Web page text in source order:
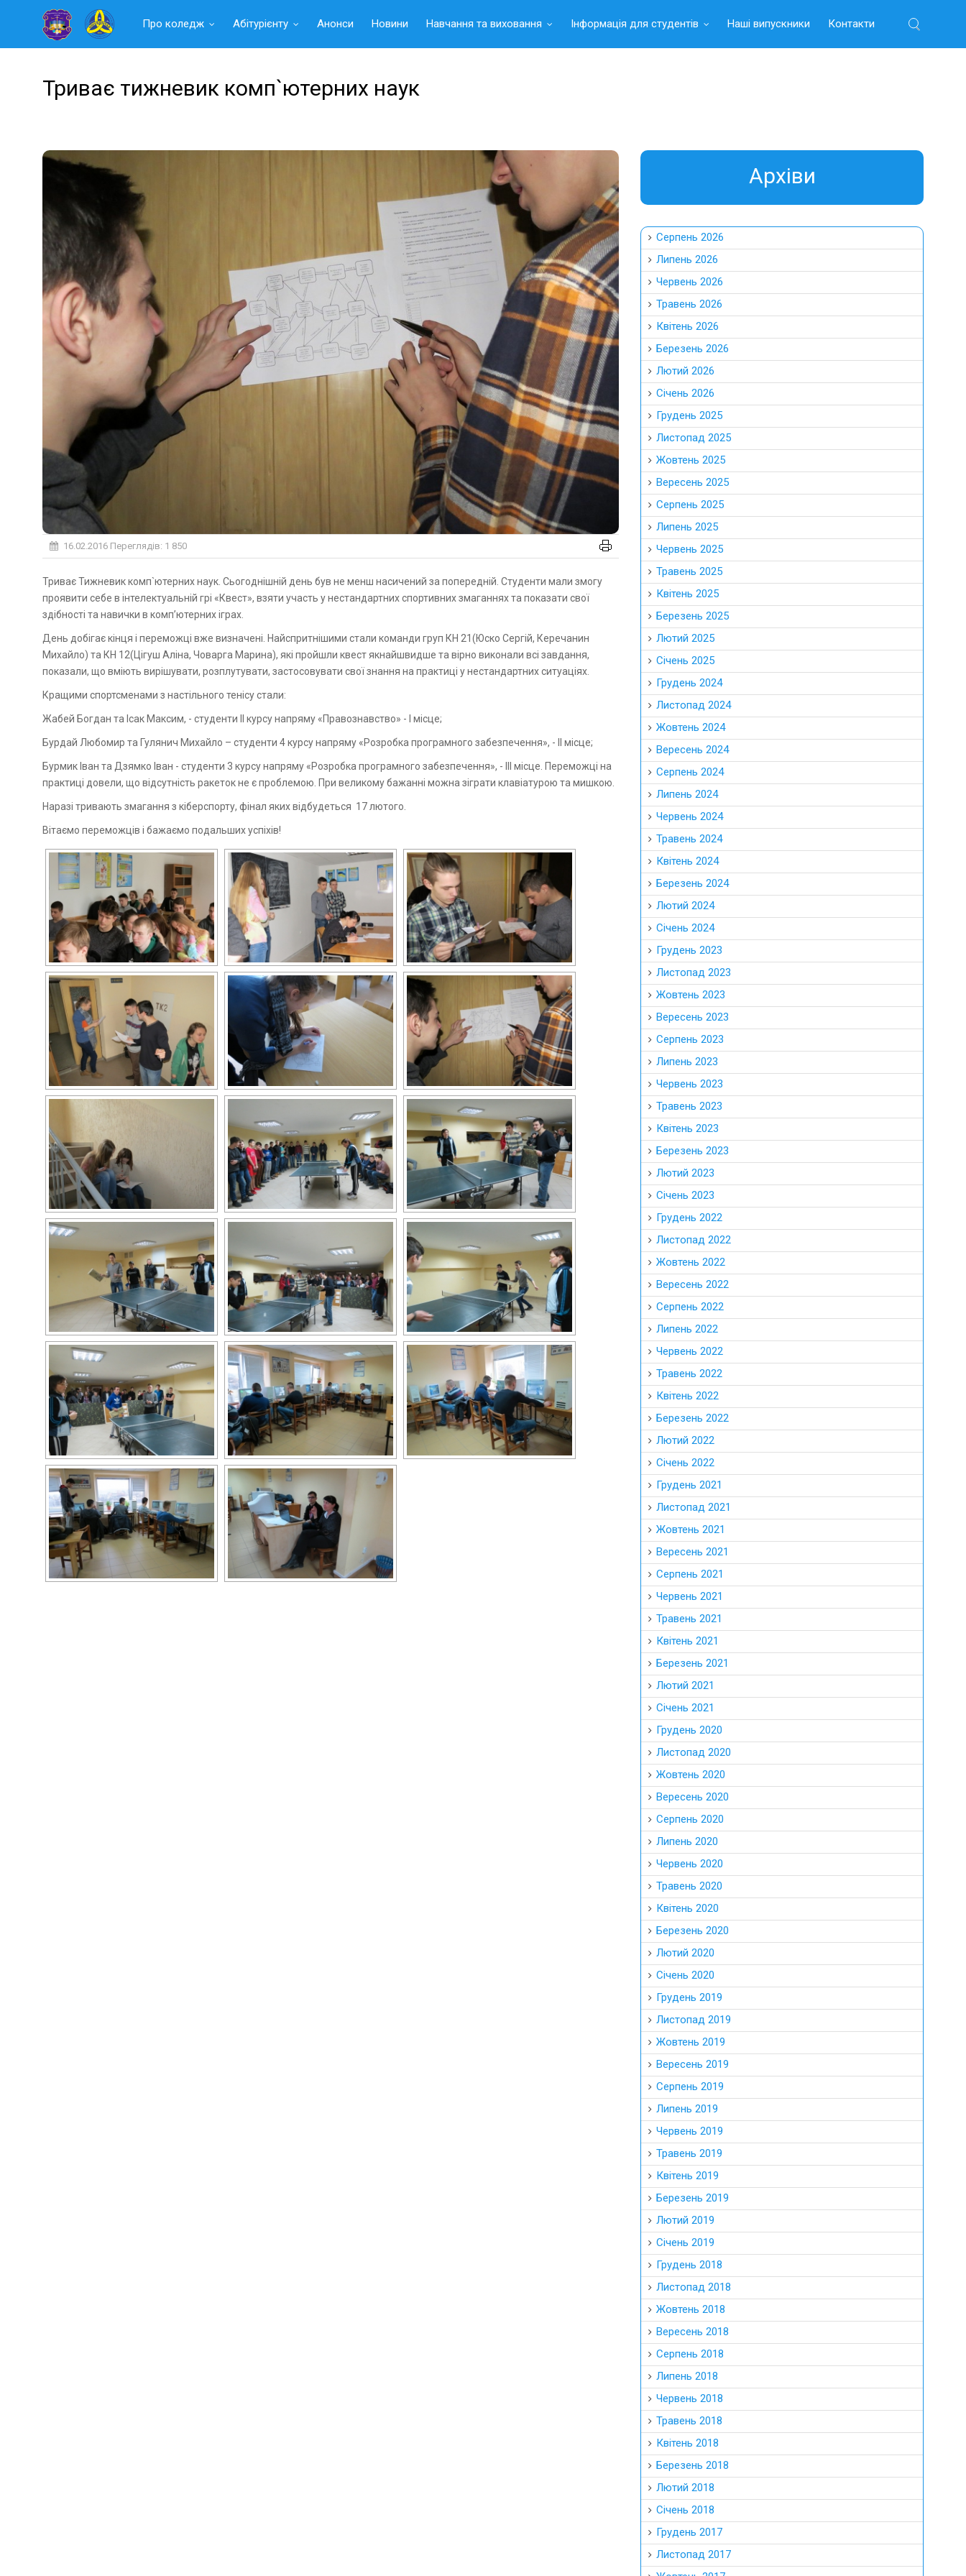
Читать
Про коледж Абітурієнту Анонси Новини Навчання та виховання Інформація для студентів Наші випускники Контакти
Триває тижневик комп`ютерних наук
16.02.2016 Переглядів: 1 850
Триває Тижневик комп`ютерних наук. Сьогоднішній день був не менш насичений за попередній. Студенти мали змогу
проявити себе в інтелектуальній грі «Квест», взяти участь у нестандартних спортивних змаганнях та показати свої
здібності та навички в комп’ютерних іграх.
День добігає кінця і переможці вже визначені. Найспритнішими стали команди груп КН 21(Юско Сергій, Керечанин
Михайло) та КН 12(Цігуш Аліна, Човарга Марина), які пройшли квест якнайшвидше та вірно виконали всі завдання,
показали, що вміють вирішувати, розплутувати, застосовувати свої знання на практиці у нестандартних ситуаціях.
Кращими спортсменами з настільного тенісу стали:
Жабей Богдан та Ісак Максим, - студенти ІІ курсу напряму «Правознавство» - І місце;
Бурдай Любомир та Гулянич Михайло – студенти 4 курсу напряму «Розробка програмного забезпечення», - ІІ місце;
Бурмик Іван та Дзямко Іван - студенти 3 курсу напряму «Розробка програмного забезпечення», - ІІІ місце. Переможці на
практиці довели, що відсутність ракеток не є проблемою. При великому бажанні можна зіграти клавіатурою та мишкою.
Наразі тривають змагання з кіберспорту, фінал яких відбудеться 17 лютого.
Вітаємо переможців і бажаємо подальших успіхів!
Aрхіви
Серпень 2026
Липень 2026
Червень 2026
Травень 2026
Квітень 2026
Березень 2026
Лютий 2026
Січень 2026
Грудень 2025
Листопад 2025
Жовтень 2025
Вересень 2025
Серпень 2025
Липень 2025
Червень 2025
Травень 2025
Квітень 2025
Березень 2025
Лютий 2025
Січень 2025
Грудень 2024
Листопад 2024
Жовтень 2024
Вересень 2024
Серпень 2024
Липень 2024
Червень 2024
Травень 2024
Квітень 2024
Березень 2024
Лютий 2024
Січень 2024
Грудень 2023
Листопад 2023
Жовтень 2023
Вересень 2023
Серпень 2023
Липень 2023
Червень 2023
Травень 2023
Квітень 2023
Березень 2023
Лютий 2023
Січень 2023
Грудень 2022
Листопад 2022
Жовтень 2022
Вересень 2022
Серпень 2022
Липень 2022
Червень 2022
Травень 2022
Квітень 2022
Березень 2022
Лютий 2022
Січень 2022
Грудень 2021
Листопад 2021
Жовтень 2021
Вересень 2021
Серпень 2021
Червень 2021
Травень 2021
Квітень 2021
Березень 2021
Лютий 2021
Січень 2021
Грудень 2020
Листопад 2020
Жовтень 2020
Вересень 2020
Серпень 2020
Липень 2020
Червень 2020
Травень 2020
Квітень 2020
Березень 2020
Лютий 2020
Січень 2020
Грудень 2019
Листопад 2019
Жовтень 2019
Вересень 2019
Серпень 2019
Липень 2019
Червень 2019
Травень 2019
Квітень 2019
Березень 2019
Лютий 2019
Січень 2019
Грудень 2018
Листопад 2018
Жовтень 2018
Вересень 2018
Серпень 2018
Липень 2018
Червень 2018
Травень 2018
Квітень 2018
Березень 2018
Лютий 2018
Січень 2018
Грудень 2017
Листопад 2017